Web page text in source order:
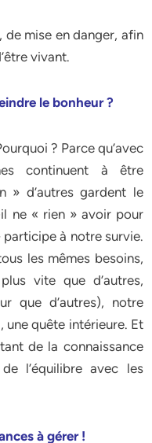
de mise en danger, afin
vivant.
le bonheur ?
? Parce qu’avec
continuent à être
» d’autres gardent le
ne « rien » avoir pour
participe à notre survie.
les mêmes besoins,
vite que d’autres,
que d’autres), notre
une quête intérieure. Et
de la connaissance
l’équilibre avec les
à gérer !